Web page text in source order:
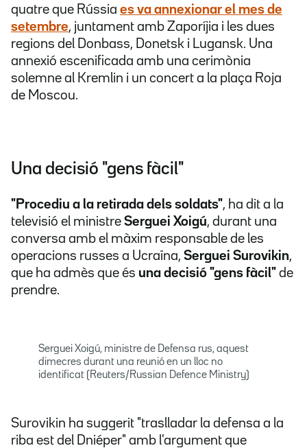
quatre que Rússia es va annexionar el mes de
setembre, juntament amb Zaporíjia i les dues
regions del Donbass, Donetsk i Lugansk. Una
annexió escenificada amb una cerimònia
solemne al Kremlin i un concert a la plaça Roja
de Moscou.
Una decisió "gens fàcil"
"Procediu a la retirada dels soldats", ha dit a la
televisió el ministre Serguei Xoigú, durant una
conversa amb el màxim responsable de les
operacions russes a Ucraïna, Serguei Surovikin,
que ha admès que és una decisió "gens fàcil" de
prendre.
Serguei Xoigú, ministre de Defensa rus, aquest
dimecres durant una reunió en un lloc no
identificat (Reuters/Russian Defence Ministry)
Surovikin ha suggerit "traslladar la defensa a la
riba est del Dniéper" amb l'argument que